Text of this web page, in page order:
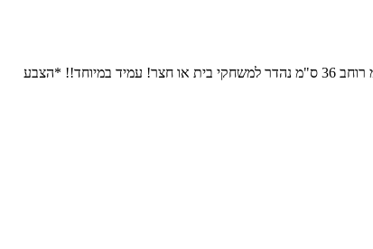
guclu- חברה המתמחה בצעצועי פלסטיק קשיחים לגני ילדים אורך המשאית 90 ס"מ גובה 35 ס"מ רוחב 36 ס"מ נהדר למשחקי בית או חצר! עמיד במיוחד!! *הצבע